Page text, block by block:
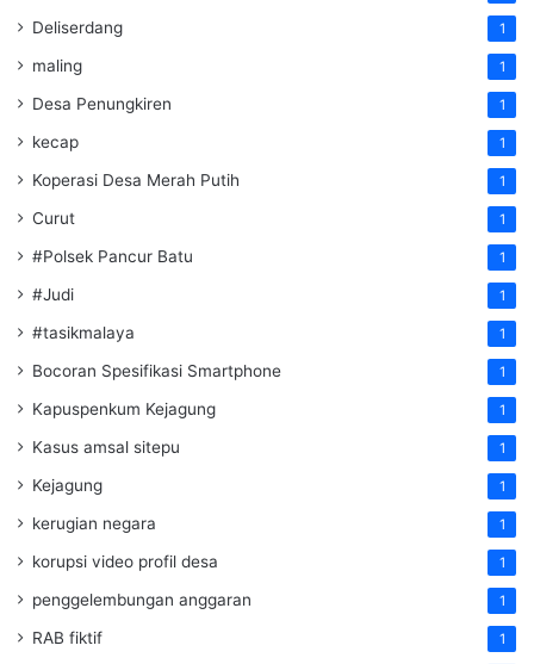
Deliserdang 1
maling 1
Desa Penungkiren 1
kecap 1
Koperasi Desa Merah Putih 1
Curut 1
#Polsek Pancur Batu 1
#Judi 1
#tasikmalaya 1
Bocoran Spesifikasi Smartphone 1
Kapuspenkum Kejagung 1
Kasus amsal sitepu 1
Kejagung 1
kerugian negara 1
korupsi video profil desa 1
penggelembungan anggaran 1
RAB fiktif 1